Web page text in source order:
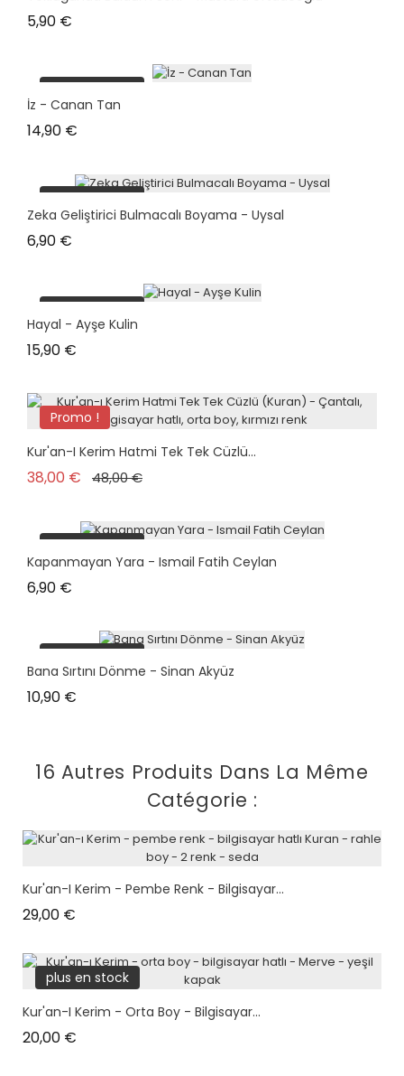
5,90 €
plus en stock
İz - Canan Tan
14,90 €
plus en stock
Zeka Geliştirici Bulmacalı Boyama - Uysal
6,90 €
plus en stock
Hayal - Ayşe Kulin
15,90 €
Promo !
Kur'an-I Kerim Hatmi Tek Tek Cüzlü...
38,00 € Prix de base
48,00 €Prix
plus en stock
Kapanmayan Yara - Ismail Fatih Ceylan
6,90 €
plus en stock
Bana Sırtını Dönme - Sinan Akyüz
10,90 €
16 Autres Produits Dans La Même
Catégorie :
Kur'an-I Kerim - Pembe Renk - Bilgisayar...
29,00 €
plus en stock
Kur'an-I Kerim - Orta Boy - Bilgisayar...
20,00 €